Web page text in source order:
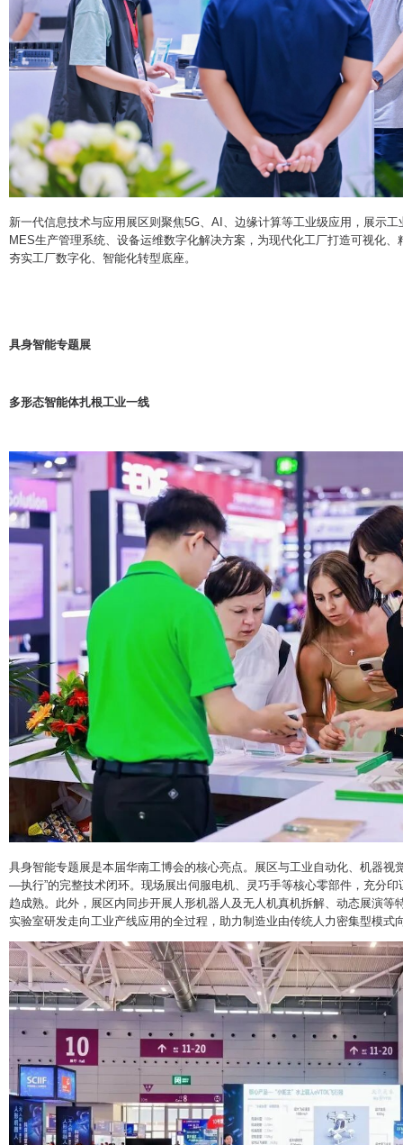
新一代信息技术与应用展区则聚焦5G、AI、边缘计算等工业级应用，展示
MES生产管理系统、设备运维数字化解决方案，为现代化工厂打造可视化、
夯实工厂数字化、智能化转型底座。
具身智能专题展
多形态智能体扎根工业一线
具身智能专题展是本届华南工博会的核心亮点。展区与工业自动化、机器视
—执行”的完整技术闭环。现场展出伺服电机、灵巧手等核心零部件，充分
趋成熟。此外，展区内同步开展人形机器人及无人机真机拆解、动态展演等
实验室研发走向工业产线应用的全过程，助力制造业由传统人力密集型模式